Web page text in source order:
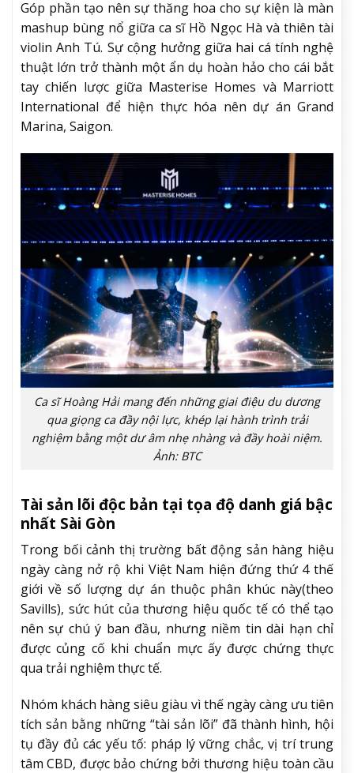
Góp phần tạo nên sự thăng hoa cho sự kiện là màn
mashup bùng nổ giữa ca sĩ Hồ Ngọc Hà và thiên tài
violin Anh Tú. Sự cộng hưởng giữa hai cá tính nghệ
thuật lớn trở thành một ẩn dụ hoàn hảo cho cái bắt
tay chiến lược giữa Masterise Homes và Marriott
International để hiện thực hóa nên dự án Grand
Marina, Saigon.
Ca sĩ Hoàng Hải mang đến những giai điệu du dương
qua giọng ca đầy nội lực, khép lại hành trình trải
nghiệm bằng một dư âm nhẹ nhàng và đầy hoài niệm.
Ảnh: BTC
Tài sản lõi độc bản tại tọa độ danh giá bậc
nhất Sài Gòn
Trong bối cảnh thị trường bất động sản hàng hiệu
ngày càng nở rộ khi Việt Nam hiện đứng thứ 4 thế
giới về số lượng dự án thuộc phân khúc này(theo
Savills), sức hút của thương hiệu quốc tế có thể tạo
nên sự chú ý ban đầu, nhưng niềm tin dài hạn chỉ
được củng cố khi chuẩn mực ấy được chứng thực
qua trải nghiệm thực tế.
Nhóm khách hàng siêu giàu vì thế ngày càng ưu tiên
tích sản bằng những “tài sản lõi” đã thành hình, hội
tụ đầy đủ các yếu tố: pháp lý vững chắc, vị trí trung
tâm CBD, được bảo chứng bởi thương hiệu toàn cầu